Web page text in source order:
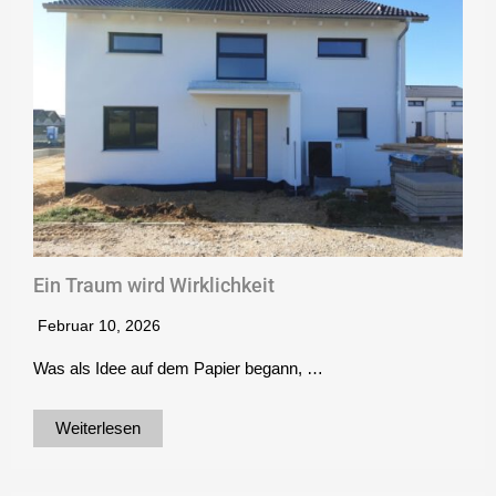
Ein Traum wird Wirklichkeit
Februar 10, 2026
Was als Idee auf dem Papier begann, …
Weiterlesen